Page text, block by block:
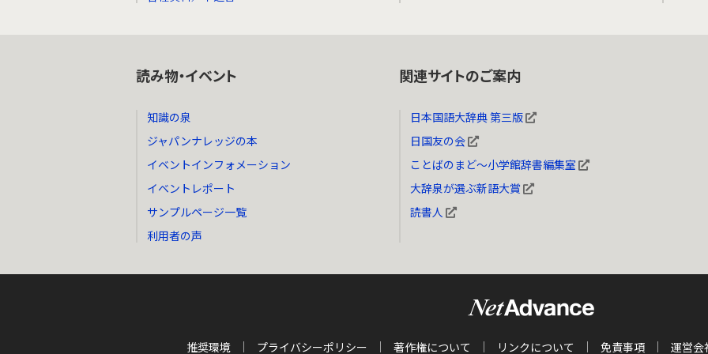
読み物・イベント
知識の泉
ジャパンナレッジの本
イベントインフォメーション
イベントレポート
サンプルページ一覧
利用者の声
関連サイトのご案内
日本国語大辞典 第三版
日国友の会
ことばのまど～小学館辞書編集室
大辞泉が選ぶ新語大賞
読書人
推奨環境 プライバシーポリシー 著作権について リンクについて 免責事項 運営会